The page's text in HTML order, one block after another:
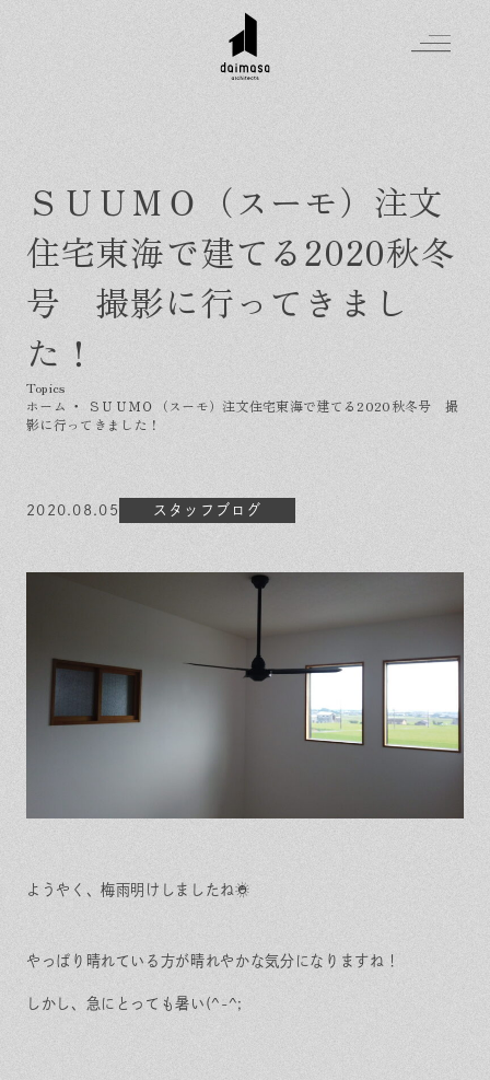
ＳＵＵＭＯ（スーモ）注文
住宅東海で建てる2020秋冬
号 撮影に行ってきまし
た！
ホーム ・
ＳＵＵＭＯ（スーモ）注文住宅東海で建てる2020秋冬号 撮
影に行ってきました！
2020.08.05 スタッフブログ
ようやく、梅雨明けしましたね☀
やっぱり晴れている方が晴れやかな気分になりますね！
しかし、急にとっても暑い(^-^;
Greeting
はじめましての方へ
Made in DAIMASA
私たちの想い
オーダーメイドの住まい
住まいの特性
For customer
施工実績
イベントを探す
よくある質問
木材辞典
Topics
イベント
Company
会社概要
採用情報
Contact
資料請求
お問い合わせ
In FaLI
Event Contact